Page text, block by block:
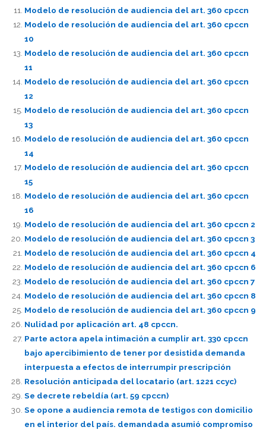
Modelo de resolución de audiencia del art. 360 cpccn
Modelo de resolución de audiencia del art. 360 cpccn
10
Modelo de resolución de audiencia del art. 360 cpccn
11
Modelo de resolución de audiencia del art. 360 cpccn
12
Modelo de resolución de audiencia del art. 360 cpccn
13
Modelo de resolución de audiencia del art. 360 cpccn
14
Modelo de resolución de audiencia del art. 360 cpccn
15
Modelo de resolución de audiencia del art. 360 cpccn
16
Modelo de resolución de audiencia del art. 360 cpccn 2
Modelo de resolución de audiencia del art. 360 cpccn 3
Modelo de resolución de audiencia del art. 360 cpccn 4
Modelo de resolución de audiencia del art. 360 cpccn 6
Modelo de resolución de audiencia del art. 360 cpccn 7
Modelo de resolución de audiencia del art. 360 cpccn 8
Modelo de resolución de audiencia del art. 360 cpccn 9
Nulidad por aplicación art. 48 cpccn.
Parte actora apela intimación a cumplir art. 330 cpccn
bajo apercibimiento de tener por desistida demanda
interpuesta a efectos de interrumpir prescripción
Resolución anticipada del locatario (art. 1221 ccyc)
Se decrete rebeldía (art. 59 cpccn)
Se opone a audiencia remota de testigos con domicilio
en el interior del país. demandada asumió compromiso